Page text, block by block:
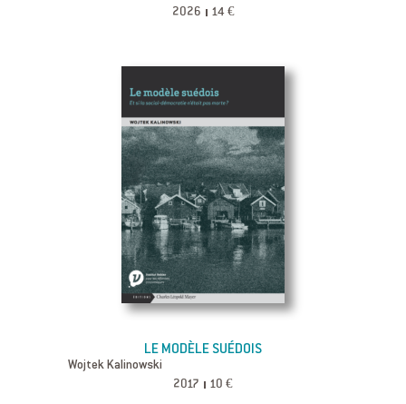
2026 14 €
LE MODÈLE SUÉDOIS
Wojtek Kalinowski
2017 10 €